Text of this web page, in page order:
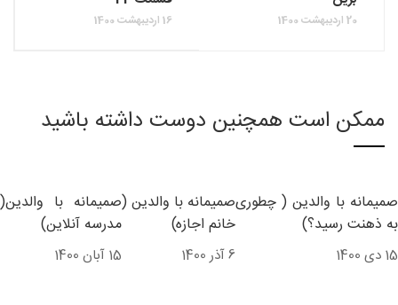
16 اردیبهشت 1400 20 اردیبهشت 1400
ممکن است همچنین دوست داشته باشید
صمیمانه با والدین ( چطوری
به ذهنت رسید؟)
15 دی 1400
صمیمانه با والدین (
خانم اجازه)
6 آذر 1400
صمیمانه با والدین(
مدرسه آنلاین)
15 آبان 1400